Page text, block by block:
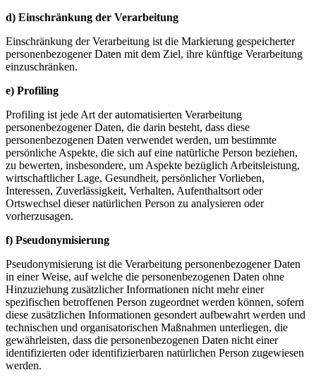
d) Einschränkung der Verarbeitung
Einschränkung der Verarbeitung ist die Markierung gespeicherter
personenbezogener Daten mit dem Ziel, ihre künftige Verarbeitung
einzuschränken.
e) Profiling
Profiling ist jede Art der automatisierten Verarbeitung
personenbezogener Daten, die darin besteht, dass diese
personenbezogenen Daten verwendet werden, um bestimmte
persönliche Aspekte, die sich auf eine natürliche Person beziehen,
zu bewerten, insbesondere, um Aspekte bezüglich Arbeitsleistung,
wirtschaftlicher Lage, Gesundheit, persönlicher Vorlieben,
Interessen, Zuverlässigkeit, Verhalten, Aufenthaltsort oder
Ortswechsel dieser natürlichen Person zu analysieren oder
vorherzusagen.
f) Pseudonymisierung
Pseudonymisierung ist die Verarbeitung personenbezogener Daten
in einer Weise, auf welche die personenbezogenen Daten ohne
Hinzuziehung zusätzlicher Informationen nicht mehr einer
spezifischen betroffenen Person zugeordnet werden können, sofern
diese zusätzlichen Informationen gesondert aufbewahrt werden und
technischen und organisatorischen Maßnahmen unterliegen, die
gewährleisten, dass die personenbezogenen Daten nicht einer
identifizierten oder identifizierbaren natürlichen Person zugewiesen
werden.